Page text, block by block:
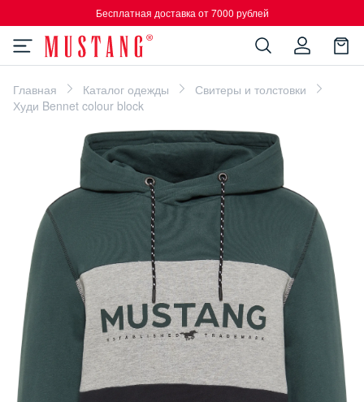
Бесплатная доставка от 7000 рублей
Главная Каталог одежды
Свитеры и толстовки
Худи Bennet colour block